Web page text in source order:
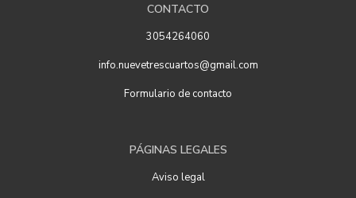
CONTACTO
3054264060
info.nuevetrescuartos@gmail.com
Formulario de contacto
PÁGINAS LEGALES
Aviso legal